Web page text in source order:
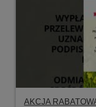
AKCJA